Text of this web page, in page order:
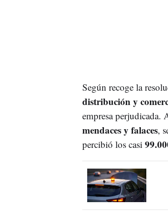
Según recoge la
distribución y
empresa perjudicada.
mendaces y falaces,
percibió los casi